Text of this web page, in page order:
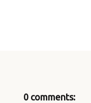
0 comments: